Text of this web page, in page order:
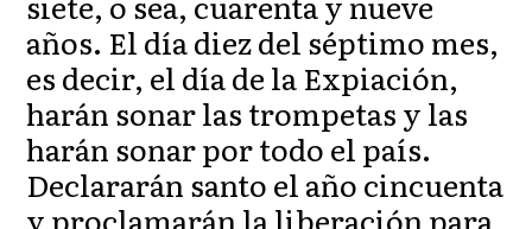
años. El día diez del séptimo mes,
es decir, el día de la Expiación,
harán sonar las trompetas y las
harán sonar por todo el país.
Declararán santo el año cincuenta
y proclamarán la liberación para